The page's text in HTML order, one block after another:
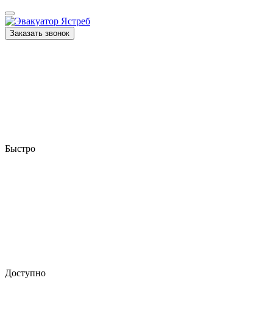
Заказать звонок
Быстро
Доступно